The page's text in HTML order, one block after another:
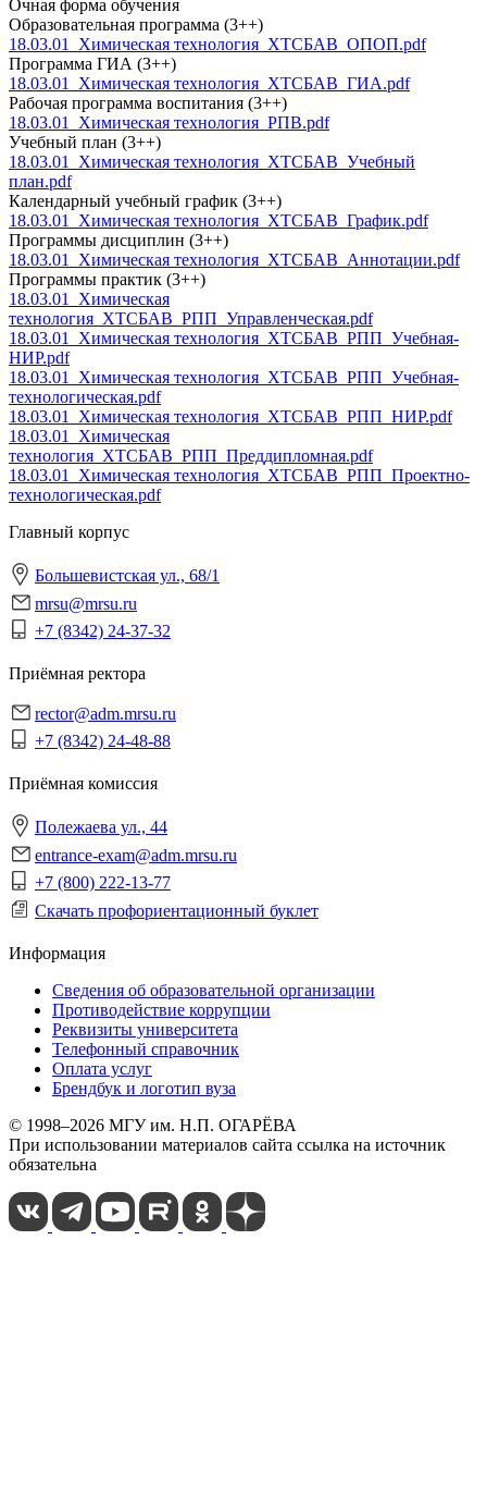
Очная форма обучения
Образовательная программа (3++)
18.03.01_Химическая технология_ХТСБАВ_ОПОП.pdf
Программа ГИА (3++)
18.03.01_Химическая технология_ХТСБАВ_ГИА.pdf
Рабочая программа воспитания (3++)
18.03.01_Химическая технология_РПВ.pdf
Учебный план (3++)
18.03.01_Химическая технология_ХТСБАВ_Учебный
план.pdf
Календарный учебный график (3++)
18.03.01_Химическая технология_ХТСБАВ_График.pdf
Программы дисциплин (3++)
18.03.01_Химическая технология_ХТСБАВ_Аннотации.pdf
Программы практик (3++)
18.03.01_Химическая
технология_ХТСБАВ_РПП_Управленческая.pdf
18.03.01_Химическая технология_ХТСБАВ_РПП_Учебная-
НИР.pdf
18.03.01_Химическая технология_ХТСБАВ_РПП_Учебная-
технологическая.pdf
18.03.01_Химическая технология_ХТСБАВ_РПП_НИР.pdf
18.03.01_Химическая
технология_ХТСБАВ_РПП_Преддипломная.pdf
18.03.01_Химическая технология_ХТСБАВ_РПП_Проектно-
технологическая.pdf
Главный корпус
Большевистская ул., 68/1
mrsu@mrsu.ru
+7 (8342) 24-37-32
Приёмная ректора
rector@adm.mrsu.ru
+7 (8342) 24-48-88
Приёмная комиссия
Полежаева ул., 44
entrance-exam@adm.mrsu.ru
+7 (800) 222-13-77
Скачать профориентационный буклет
Информация
Сведения об образовательной организации
Противодействие коррупции
Реквизиты университета
Телефонный справочник
Оплата услуг
Брендбук и логотип вуза
© 1998–2026 МГУ им. Н.П. ОГАРЁВА
При использовании материалов сайта ссылка на источник
обязательна